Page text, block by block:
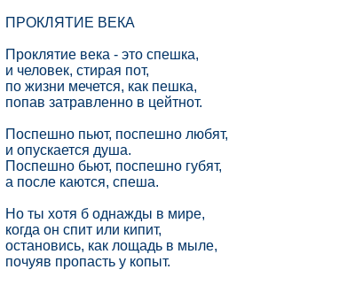
ПРОКЛЯТИЕ ВЕКА
Проклятие века - это спешка,
и человек, стирая пот,
по жизни мечется, как пешка,
попав затравленно в цейтнот.
Поспешно пьют, поспешно любят,
и опускается душа.
Поспешно бьют, поспешно губят,
а после каются, спеша.
Но ты хотя б однажды в мире,
когда он спит или кипит,
остановись, как лощадь в мыле,
почуяв пропасть у копыт.